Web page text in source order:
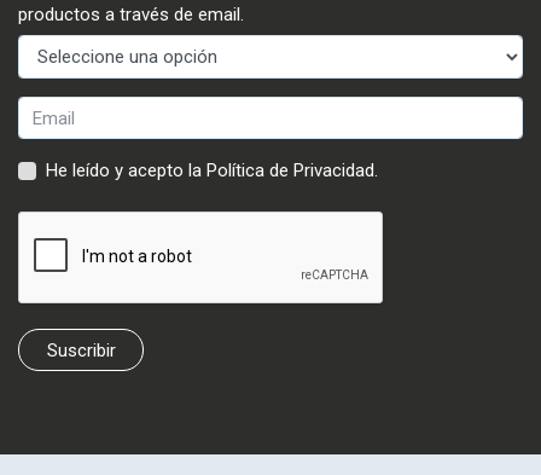
productos a través de email.
He leído y acepto la Política de Privacidad.
Suscribir